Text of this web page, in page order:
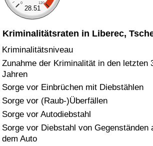
0 120
28.51
Kriminalitätsraten in Liberec,
Kriminalitätsniveau
Zunahme der Kriminalität in den letzten
Jahren
Sorge vor Einbrüchen mit Diebstählen
Sorge vor (Raub-)Überfällen
Sorge vor Autodiebstahl
Sorge vor Diebstahl von Gegenständen
dem Auto
in Akaba
Kriminalität
Kriminalitäts-Index (aktuell)
Kriminalitäts-Index
Kriminalitätsindex nach Land
Gesundheitsversorgung
Gesundheitsversorgungs-Index